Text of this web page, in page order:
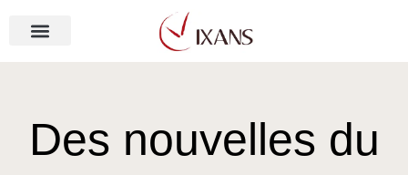
Des nouvelles du